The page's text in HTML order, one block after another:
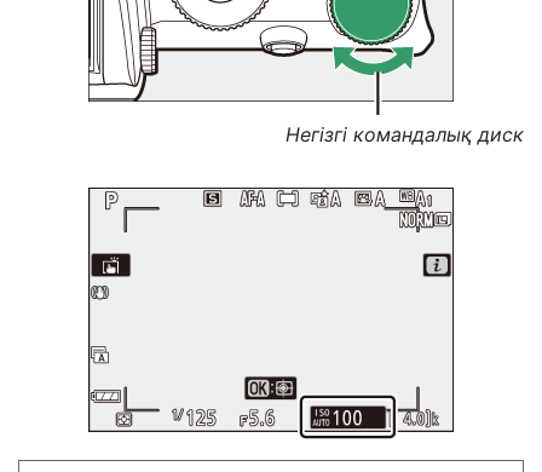
Негізгі командалық диск